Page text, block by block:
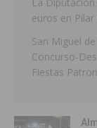
euros en
San Miguel
Concurso-
Fiestas